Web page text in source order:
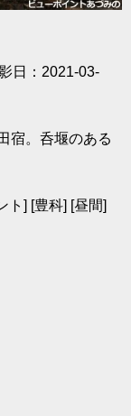
日：2021-03-
宿。呑堰のある
ト] [豊科] [昼間]